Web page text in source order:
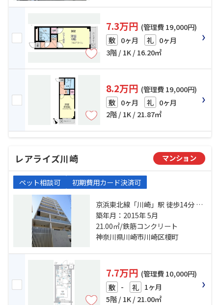
7.3万円 (管理費 19,000円)
敷 0ヶ月 礼 0ヶ月
3階 / 1K / 16.20㎡
8.2万円 (管理費 19,000円)
敷 0ヶ月 礼 0ヶ月
2階 / 1K / 21.87㎡
レアライズ川崎 マンション
ペット相談可 初期費用カード決済可
京浜東北線「川崎」駅 徒歩14分 京
急本線「京急川崎」駅 徒歩10分 京
急大師線「港町」駅 徒歩12分
築年月：2015年 5月
21.00㎡/鉄筋コンクリート
神奈川県川崎市川崎区榎町
7.7万円 (管理費 10,000円)
敷 - 礼 1ヶ月
5階 / 1K / 21.00㎡